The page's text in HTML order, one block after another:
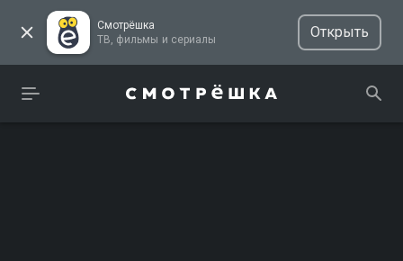
Смотрёшка
ТВ, фильмы и сериалы
Открыть